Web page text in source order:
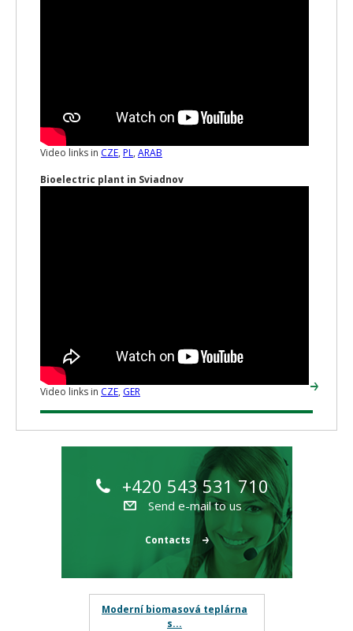
Video links in CZE, PL, ARAB
Bioelectric plant in Sviadnov
Video links in CZE, GER
+420 543 531 710
Send e-mail to us
Contacts
Moderní biomasová teplárna
s...